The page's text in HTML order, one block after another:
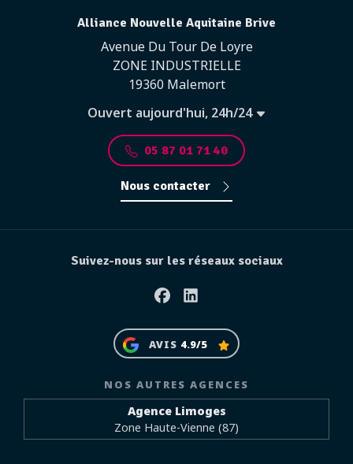
Alliance Nouvelle Aquitaine Brive
Avenue Du Tour De Loyre
ZONE INDUSTRIELLE
19360 Malemort
Ouvert aujourd'hui, 24h/24
05 87 01 71 40
Nous contacter
Suivez-nous sur les réseaux sociaux
FacebookLinkedin
AVIS 4.9/5
NOS AUTRES AGENCES
Agence Limoges
Zone Haute-Vienne (87)